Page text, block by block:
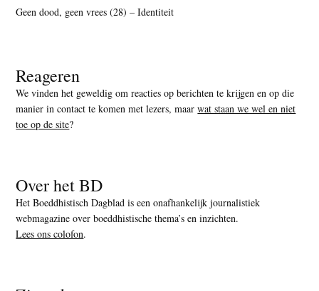
Geen dood, geen vrees (28) – Identiteit
Reageren
We vinden het geweldig om reacties op berichten te krijgen en op die
manier in contact te komen met lezers, maarwat staan we wel en niet
toe op de site?
Over het BD
Het Boeddhistisch Dagblad is een onafhankelijk journalistiek
webmagazine over boeddhistische thema’s en inzichten.
Lees ons colofon.